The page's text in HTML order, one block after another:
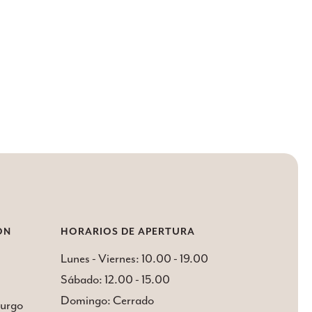
HORARIOS DE APERTURA
Lunes - Viernes: 10.00 - 19.00
Sábado: 12.00 - 15.00
Domingo: Cerrado